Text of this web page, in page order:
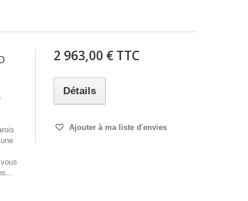
2 963,00 € TTC
Détails
Ajouter à ma liste d'envies